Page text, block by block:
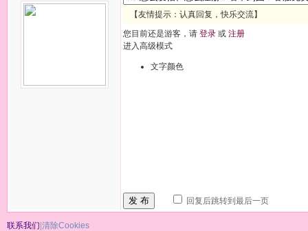
【友情提示：认真回复，快乐交流】
您目前还是游客，请 登录 或 注册
进入高级模式
文字颜色
发 布 回复后跳转到最后一页
联系我们|清除Cookies